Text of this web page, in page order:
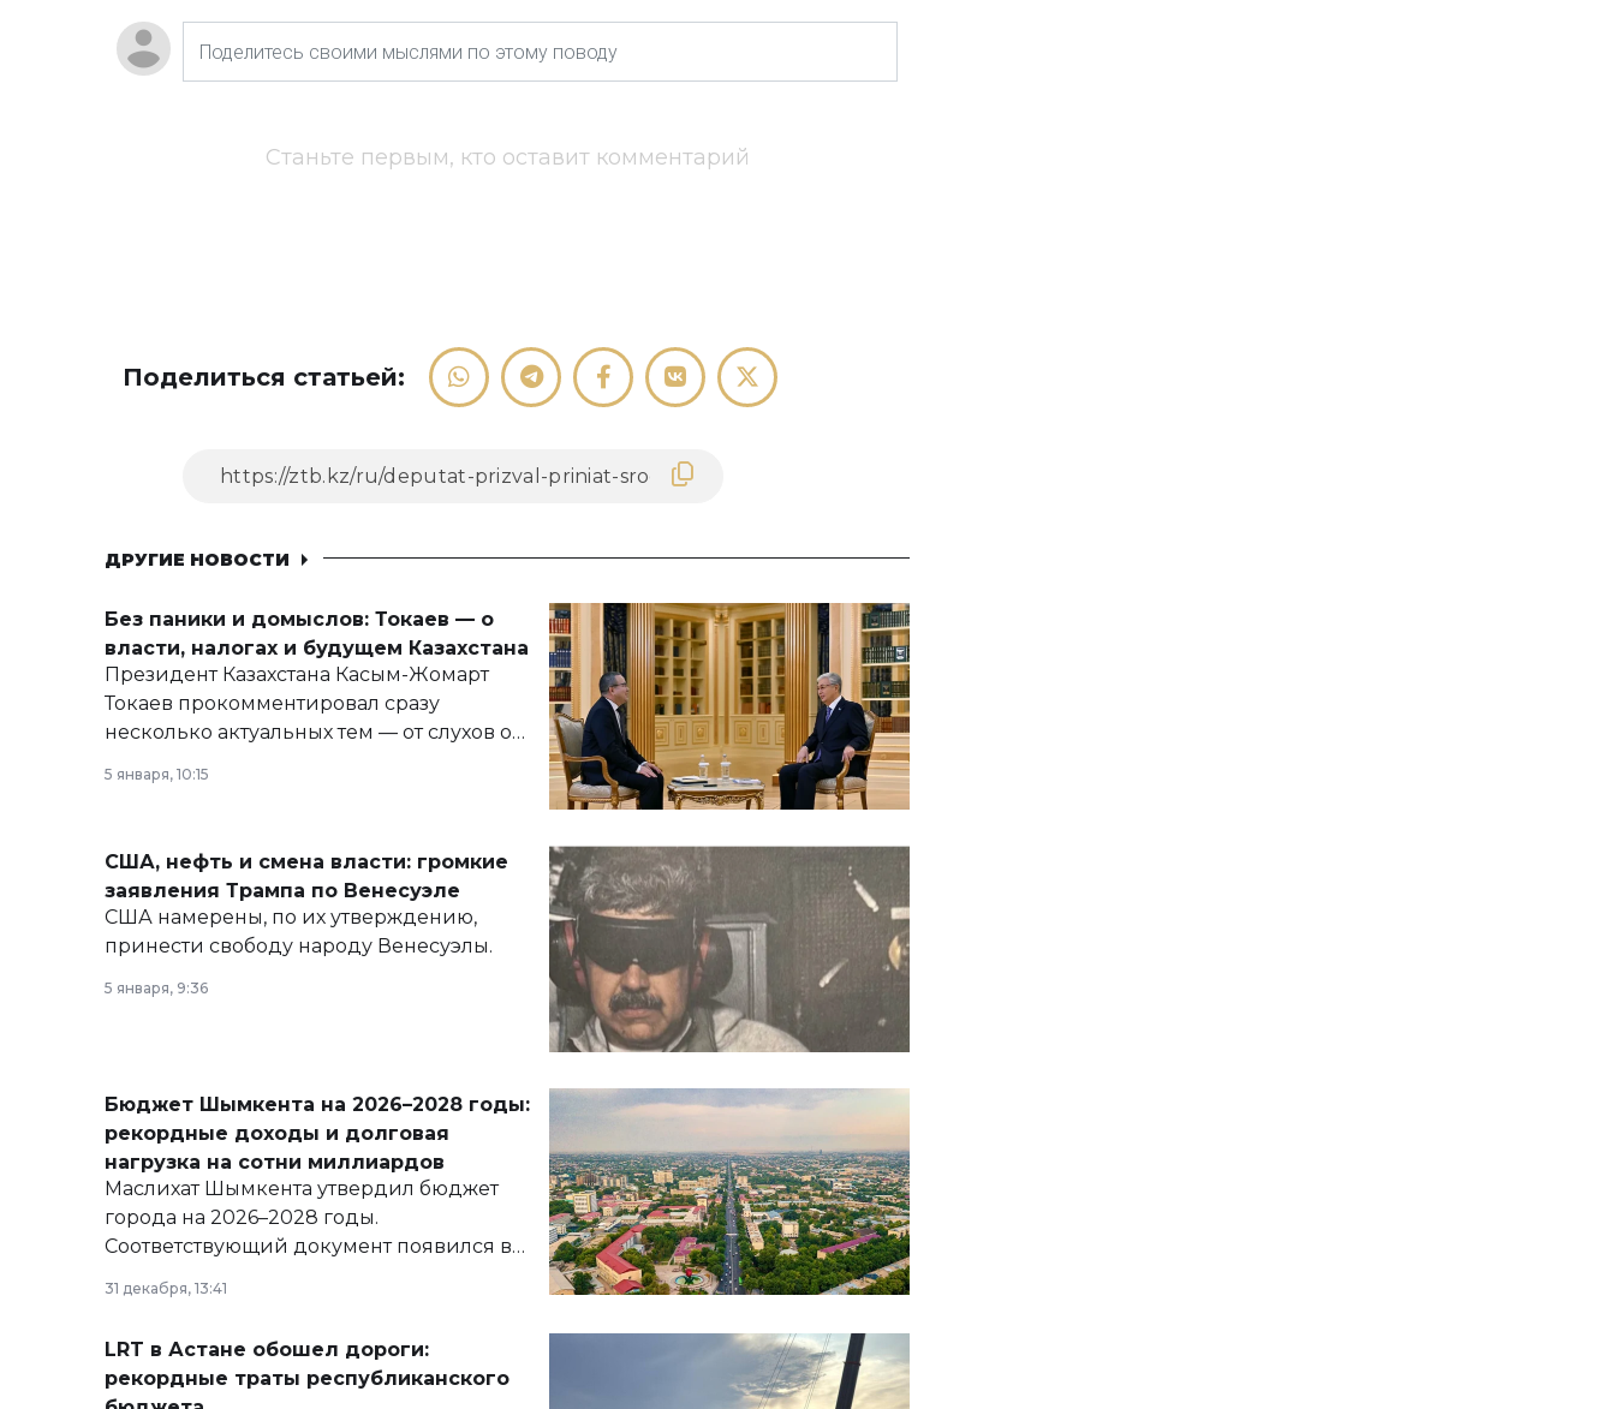
Станьте первым, кто оставит комментарий
Поделиться статьей:
ДРУГИЕ НОВОСТИ
Без паники и домыслов: Токаев — о
власти, налогах и будущем Казахстана
Президент Казахстана Касым-Жомарт
Токаев прокомментировал сразу
несколько актуальных тем — от слухов о
армии, экономики и личного здоровья.
5 января, 10:15
США, нефть и смена власти: громкие
заявления Трампа по Венесуэле
США намерены, по их утверждению,
принести свободу народу Венесуэлы.
5 января, 9:36
Бюджет Шымкента на 2026–2028 годы:
рекордные доходы и долговая
нагрузка на сотни миллиардов
Маслихат Шымкента утвердил бюджет
города на 2026–2028 годы.
Соответствующий документ появился в
базе нормативных правовых актов и на
сайте маслихат города.
31 декабря, 13:41
LRT в Астане обошел дороги:
рекордные траты республиканского